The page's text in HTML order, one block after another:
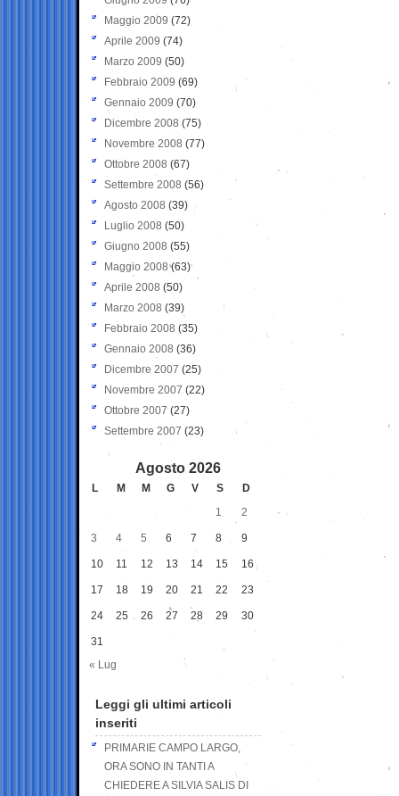
Maggio 2009 (72)
Aprile 2009 (74)
Marzo 2009 (50)
Febbraio 2009 (69)
Gennaio 2009 (70)
Dicembre 2008 (75)
Novembre 2008 (77)
Ottobre 2008 (67)
Settembre 2008 (56)
Agosto 2008 (39)
Luglio 2008 (50)
Giugno 2008 (55)
Maggio 2008(63)
Aprile 2008 (50)
Marzo 2008 (39)
Febbraio 2008 (35)
Gennaio 2008 (36)
Dicembre 2007 (25)
Novembre 2007 (22)
Ottobre 2007 (27)
Settembre 2007 (23)
Agosto 2026
L M M G V S
D
1
2
3 4 5 6 7 8 9
10 11 12 13 14 15 16
17 18 19 20 21 22 23
24 25 26 27 28 29 30
31
« Lug
Leggi gli ultimi articoli
inseriti
PRIMARIE CAMPO LARGO,
ORA SONO IN TANTI A
CHIEDERE A SILVIA SALIS DI